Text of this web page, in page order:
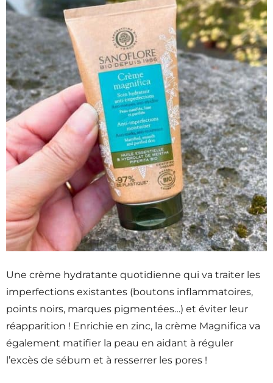
Une crème hydratante quotidienne qui va traiter les
imperfections existantes (boutons inflammatoires,
points noirs, marques pigmentées…) et éviter leur
réapparition ! Enrichie en zinc, la crème Magnifica va
également matifier la peau en aidant à réguler
l’excès de sébum et à resserrer les pores !